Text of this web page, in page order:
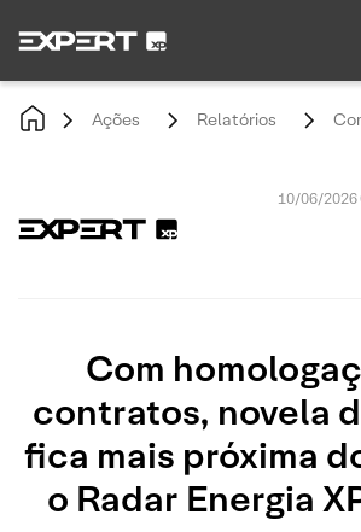
Ações Relatórios
10/06/2026
Com
contratos, novela
fica mais próxima
o Radar Energia